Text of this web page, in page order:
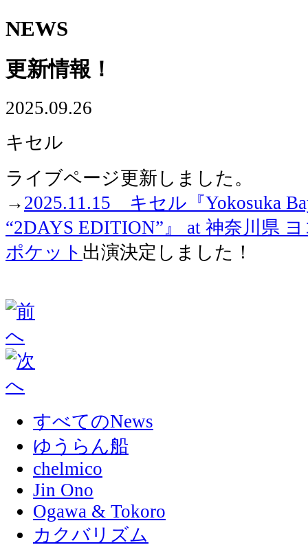
NEWS
更新情報！
2025.09.26
キセル
ライブページ更新しました。
→ 2025.11.15 キセル『Yokosuka
“2DAYS EDITION”』 at 神奈川県
ポケット 出演決定しました！
すべてのNews
ゆうらん船
chelmico
Jin Ono
Ogawa & Tokoro
カクバリズム